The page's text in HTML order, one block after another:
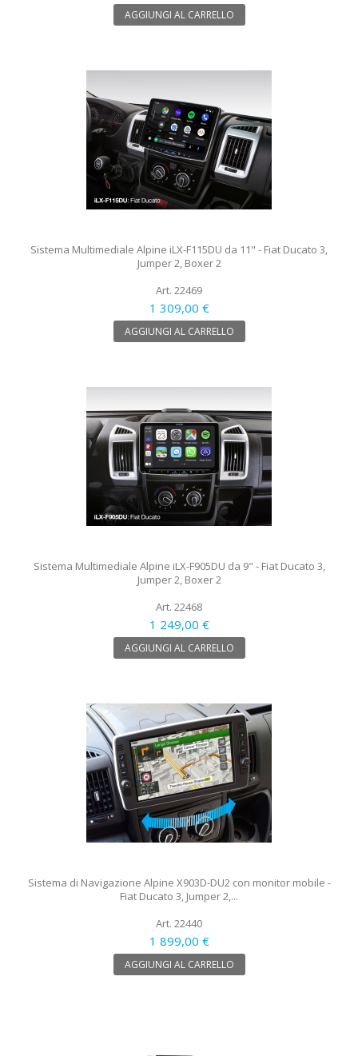
AGGIUNGI AL CARRELLO
Sistema Multimediale Alpine iLX-F115DU da 11" - Fiat Ducato 3,
Jumper 2, Boxer 2
Art. 22469
1 309,00 €
AGGIUNGI AL CARRELLO
Sistema Multimediale Alpine iLX-F905DU da 9" - Fiat Ducato 3,
Jumper 2, Boxer 2
Art. 22468
1 249,00 €
AGGIUNGI AL CARRELLO
Sistema di Navigazione Alpine X903D-DU2 con monitor mobile -
Fiat Ducato 3, Jumper 2,...
Art. 22440
1 899,00 €
AGGIUNGI AL CARRELLO